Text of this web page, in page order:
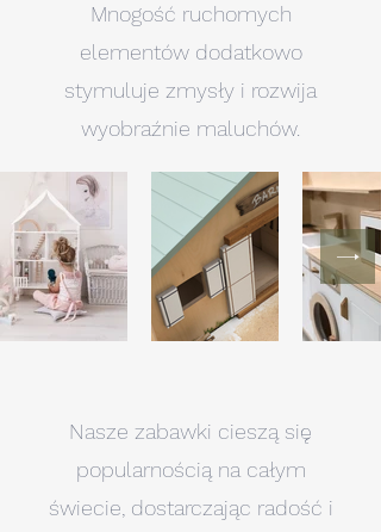
Mnogość ruchomych
elementów dodatkowo
stymuluje zmysły i rozwija
wyobraźnie maluchów.
Nasze zabawki cieszą się
popularnością na całym
świecie, dostarczając radość i